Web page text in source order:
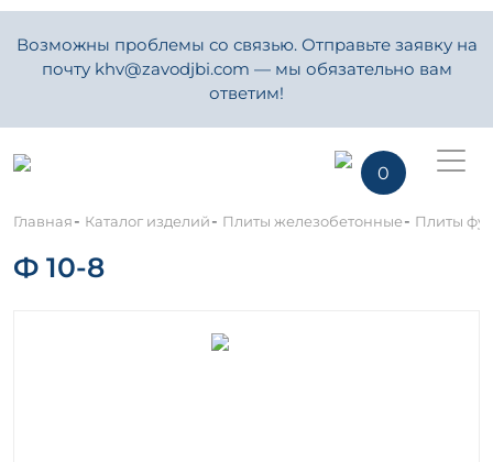
Возможны проблемы со связью. Отправьте заявку на
почту khv@zavodjbi.com — мы обязательно вам
ответим!
0
Главная- Каталог изделий- Плиты железобетонные- Плиты
Ф 10-8